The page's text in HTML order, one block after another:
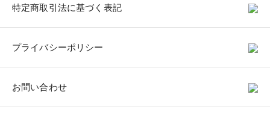
特定商取引法に基づく表記
プライバシーポリシー
お問い合わせ